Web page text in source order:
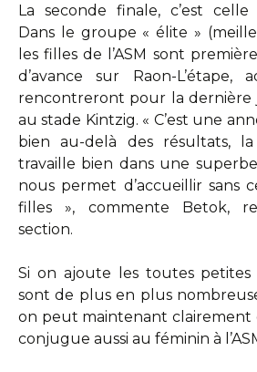
La seconde finale, c’est
Dans le groupe « élite »
les filles de l’ASM sont
d’avance sur Raon-L’étape,
rencontreront pour la dernière
au stade Kintzig. « C’est une
bien au-delà des résultats,
travaille bien dans une
nous permet d’accueillir sans
filles », commente Betok,
section.
Si on ajoute les toutes petites
sont de plus en plus
on peut maintenant clairement
conjugue aussi au féminin à